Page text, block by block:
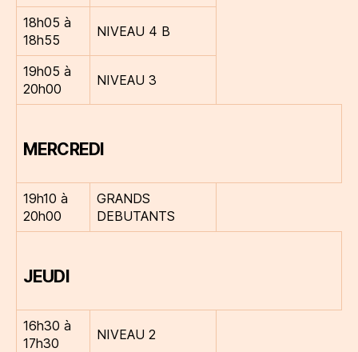
18h05 à
18h55
NIVEAU 4 B
19h05 à
20h00
NIVEAU 3
MERCREDI
19h10 à
20h00
GRANDS
DEBUTANTS
JEUDI
16h30 à
17h30
NIVEAU 2